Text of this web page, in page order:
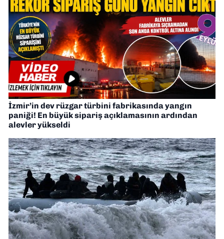
İzmir’in dev rüzgar türbini fabrikasında yangın
paniği! En büyük sipariş açıklamasının ardından
alevler yükseldi